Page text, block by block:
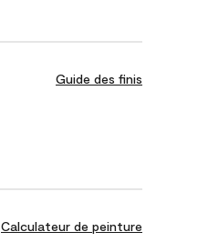
Guide des finis
Calculateur de peinture